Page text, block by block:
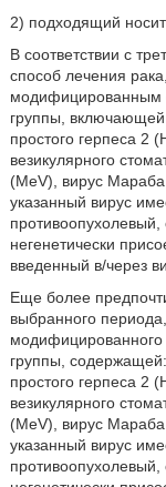
2) подходящий
В соответствии с
способ лечения
модифицированным
группы, включающей
простого герпеса 2
везикулярного
(MeV), вирус
указанный вирус
противоопухолевый,
негенетически
введенный в/через
Еще более
выбранного
модифицированного
группы, содержащей:
простого герпеса 2
везикулярного
(MeV), вирус
указанный вирус
противоопухолевый,